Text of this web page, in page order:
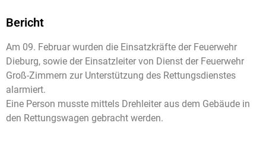
Bericht
Am 09. Februar wurden die Einsatzkräfte der Feuerwehr
Dieburg, sowie der Einsatzleiter von Dienst der Feuerwehr
Groß-Zimmern zur Unterstützung des Rettungsdienstes
alarmiert.
Eine Person musste mittels Drehleiter aus dem Gebäude in
den Rettungswagen gebracht werden.